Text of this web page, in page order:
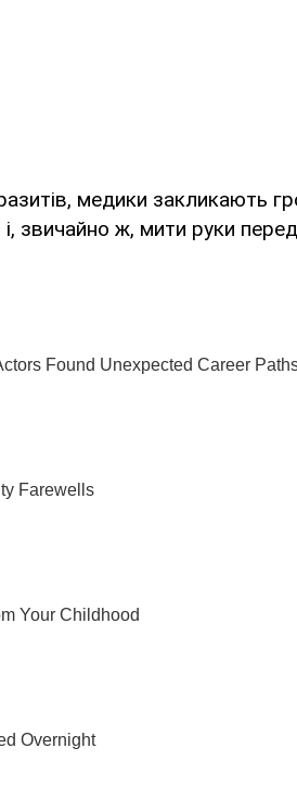
медики закликають
звичайно ж, мити руки